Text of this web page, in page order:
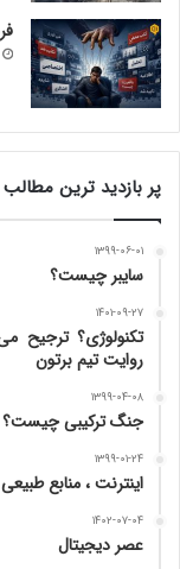
پر بازدید ترین مطالب
۱۳۹۹-۰۶-۰۱
سایبر چیست؟
۱۴۰۱-۰۹-۲۷
تکنولوژی؟ ترجیح
روایت تیم برتون
۱۳۹۹-۰۴-۰۸
جنگ ترکیبی چیست؟
۱۳۹۹-۰۱-۲۴
اینترنت ، منابع
۱۴۰۲-۰۷-۰۴
عصر دیجیتال